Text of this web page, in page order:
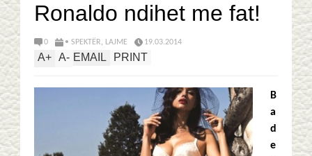
Ronaldo ndihet me fat!
0 • SPEKTËR, LAJME 19.03.2014
A+ A- EMAIL PRINT
B
a
d
e